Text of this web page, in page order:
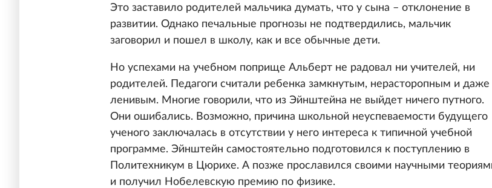
Это заставило родителей мальчика думать, что у сына – отклонение в
развитии. Однако печальные прогнозы не подтвердились, мальчик
заговорил и пошел в школу, как и все обычные дети.
Но успехами на учебном поприще Альберт не радовал ни учителей, ни
родителей. Педагоги считали ребенка замкнутым, нерасторопным и даже
ленивым. Многие говорили, что из Эйнштейна не выйдет ничего путного.
Они ошибались. Возможно, причина школьной неуспеваемости будущего
ученого заключалась в отсутствии у него интереса к типичной учебной
программе. Эйнштейн самостоятельно подготовился к поступлению в
Политехникум в Цюрихе. А позже прославился своими научными
и получил Нобелевскую премию по физике.